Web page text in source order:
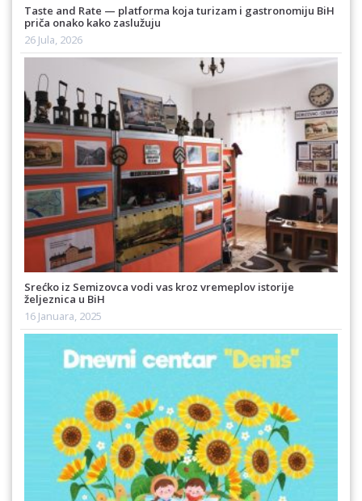
Taste and Rate — platforma koja turizam i gastronomiju BiH
priča onako kako zaslužuju
26 Jula, 2026
Srećko iz Semizovca vodi vas kroz vremeplov istorije
željeznica u BiH
16 Januara, 2025